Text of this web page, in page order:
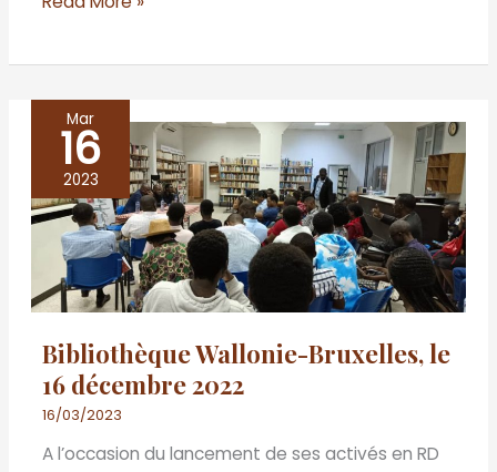
Mar
16
2023
Bibliothèque Wallonie-Bruxelles, le
16 décembre 2022
16/03/2023
A l’occasion du lancement de ses activés en RD
Bibliothèque
Wallonie-
Bruxelles,
décembre